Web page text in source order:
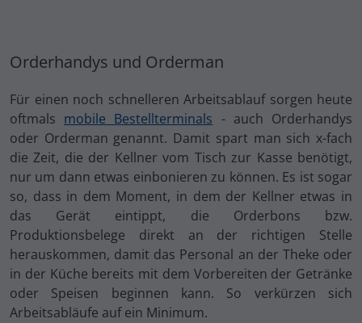
Orderhandys und Orderman
Für einen noch schnelleren Arbeitsablauf sorgen heute
oftmals mobile Bestellterminals - auch Orderhandys
oder Orderman genannt. Damit spart man sich x-fach
die Zeit, die der Kellner vom Tisch zur Kasse benötigt,
nur um dann etwas einbonieren zu können. Es ist sogar
so, dass in dem Moment, in dem der Kellner etwas in
das Gerät eintippt, die Orderbons bzw.
Produktionsbelege direkt an der richtigen Stelle
herauskommen, damit das Personal an der Theke oder
in der Küche bereits mit dem Vorbereiten der Getränke
oder Speisen beginnen kann. So verkürzen sich
Arbeitsabläufe auf ein Minimum.